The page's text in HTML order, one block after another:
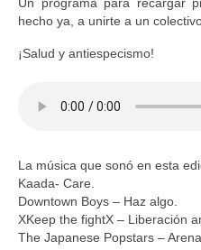
hecho ya, a unirte a un
¡Salud y antiespecismo!
La música que sonó en esta
Kaada- Care.
Downtown Boys – Haz algo.
XKeep the fightX – Liberación
The Japanese Popstars –